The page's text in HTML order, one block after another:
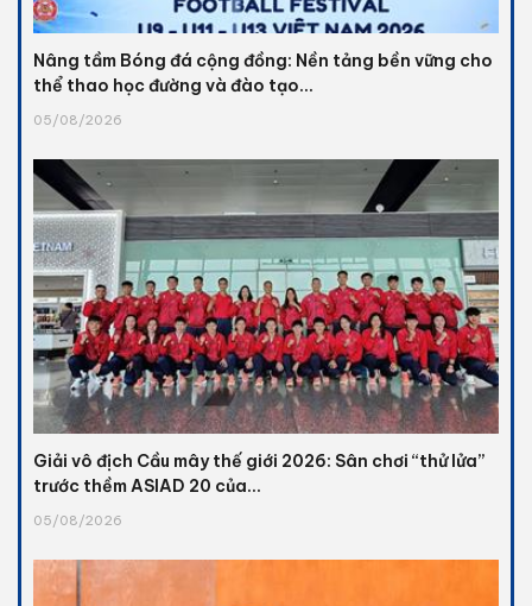
Nâng tầm Bóng đá cộng đồng: Nền tảng bền vững cho
thể thao học đường và đào tạo...
05/08/2026
Giải vô địch Cầu mây thế giới 2026: Sân chơi “thử lửa”
trước thềm ASIAD 20 của...
05/08/2026